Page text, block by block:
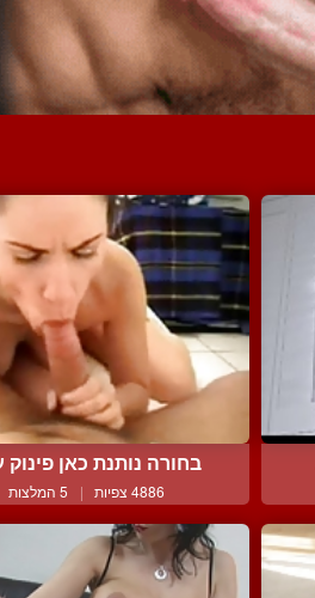
בחורה נותנת כאן פינוק
4886 צפיות | 5 המלצות